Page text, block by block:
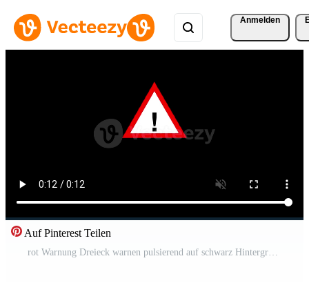
Anmelden
Auf Pinterest Teilen
rot Warnung Dreieck warnen pulsierend auf schwarz Hintergrund nahtlos Schleife Pro Video